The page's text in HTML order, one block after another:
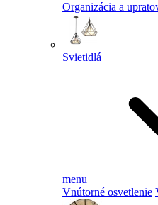
Organizácia a
Svietidlá
menu
Vnútorné osvetlenie